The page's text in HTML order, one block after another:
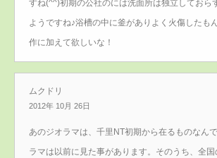
すね(^^)初期の公社のには洗面所は独立しておら
ようですね♪浴槽の中に釜がありよく火傷したも
作に加えて欲しいな！
ムクドリ
2012年 10月 26日
あのジオラマは、千里NT初期から在るものなん
ラマは以前に見た事があります。そのうち、全